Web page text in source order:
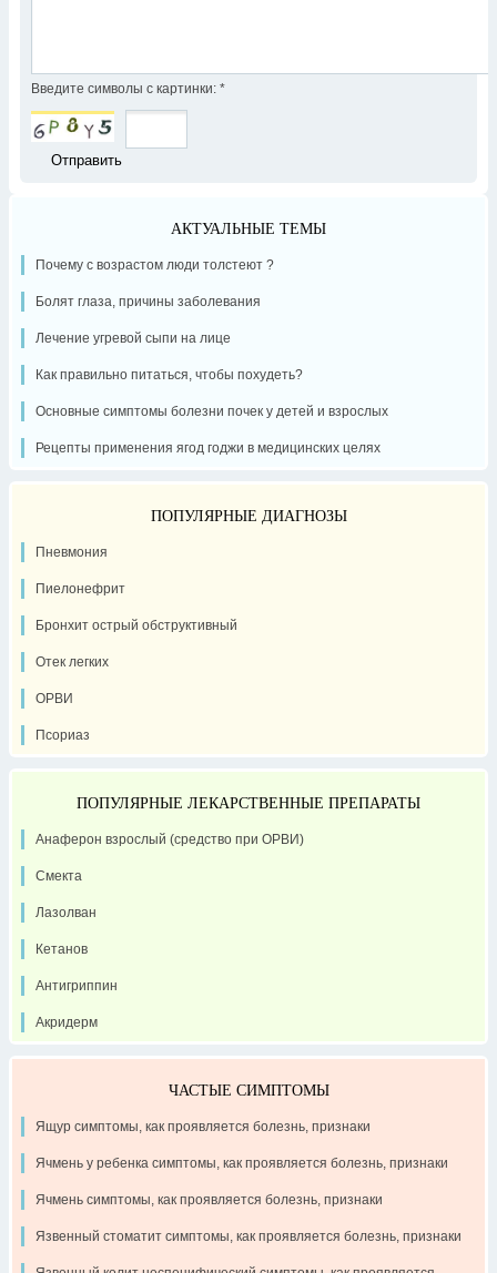
Введите символы с картинки: *
АКТУАЛЬНЫЕ ТЕМЫ
Почему с возрастом люди толстеют ?
Болят глаза, причины заболевания
Лечение угревой сыпи на лице
Как правильно питаться, чтобы похудеть?
Основные симптомы болезни почек у детей и взрослых
Рецепты применения ягод годжи в медицинских целях
ПОПУЛЯРНЫЕ ДИАГНОЗЫ
Пневмония
Пиелонефрит
Бронхит острый обструктивный
Отек легких
ОРВИ
Псориаз
ПОПУЛЯРНЫЕ ЛЕКАРСТВЕННЫЕ ПРЕПАРАТЫ
Анаферон взрослый (средство при ОРВИ)
Смекта
Лазолван
Кетанов
Антигриппин
Акридерм
ЧАСТЫЕ СИМПТОМЫ
Ящур симптомы, как проявляется болезнь, признаки
Ячмень у ребенка симптомы, как проявляется болезнь, признаки
Ячмень симптомы, как проявляется болезнь, признаки
Язвенный стоматит симптомы, как проявляется болезнь, признаки